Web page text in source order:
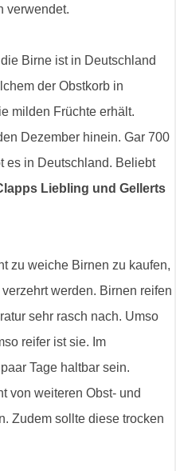
verwendet.
Birne ist in Deutschland
der Obstkorb in
milden Früchte erhält.
Dezember hinein. Gar 700
es in Deutschland. Beliebt
Liebling und Gellerts
zu weiche Birnen zu kaufen,
werden. Birnen reifen
sehr rasch nach. Umso
reifer ist sie. Im
Tage haltbar sein.
von weiteren Obst- und
Zudem sollte diese trocken